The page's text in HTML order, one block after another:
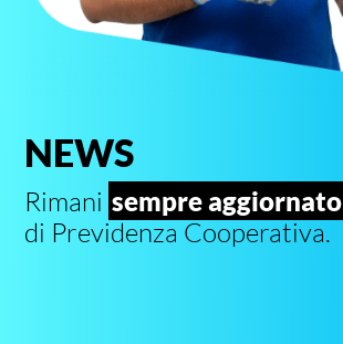
NEWS
Rimani sempre aggiornato
di Previdenza Cooperativa.